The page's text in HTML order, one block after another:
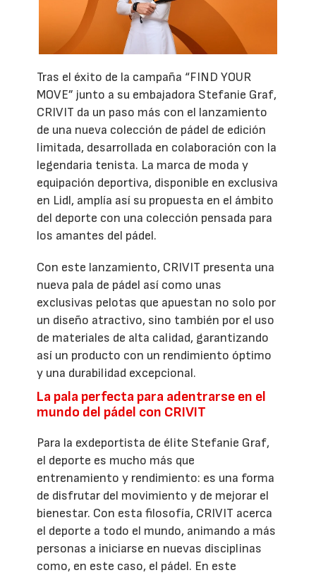
Tras el éxito de la campaña “FIND YOUR
MOVE” junto a su embajadora Stefanie Graf,
CRIVIT da un paso más con el lanzamiento
de una nueva colección de pádel de edición
limitada, desarrollada en colaboración con la
legendaria tenista. La marca de moda y
equipación deportiva, disponible en exclusiva
en Lidl, amplía así su propuesta en el ámbito
del deporte con una colección pensada para
los amantes del pádel.
Con este lanzamiento, CRIVIT presenta una
nueva pala de pádel así como unas
exclusivas pelotas que apuestan no solo por
un diseño atractivo, sino también por el uso
de materiales de alta calidad, garantizando
así un producto con un rendimiento óptimo
y una durabilidad excepcional.
La pala perfecta para adentrarse en el
mundo del pádel con CRIVIT
Para la exdeportista de élite Stefanie Graf,
el deporte es mucho más que
entrenamiento y rendimiento: es una forma
de disfrutar del movimiento y de mejorar el
bienestar. Con esta filosofía, CRIVIT acerca
el deporte a todo el mundo, animando a más
personas a iniciarse en nuevas disciplinas
como, en este caso, el pádel. En este